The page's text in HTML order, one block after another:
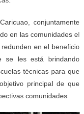
conjuntamente
en las comunidades el
en el beneficio
se les está brindando
técnicas para que
principal de que
comunidades